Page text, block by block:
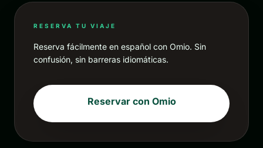
RESERVA TU VIAJE
Reserva fácilmente en español con Omio. Sin
confusión, sin barreras idiomáticas.
Reservar con Omio